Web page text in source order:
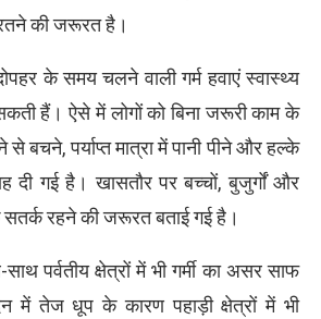
की जरूरत है।
के समय चलने वाली गर्म हवाएं स्वास्थ्य
हैं। ऐसे में लोगों को बिना जरूरी काम के
से बचने, पर्याप्त मात्रा में पानी पीने और हल्के
गई है। खासतौर पर बच्चों, बुजुर्गों और
सतर्क रहने की जरूरत बताई गई है।
पर्वतीय क्षेत्रों में भी गर्मी का असर साफ
में तेज धूप के कारण पहाड़ी क्षेत्रों में भी